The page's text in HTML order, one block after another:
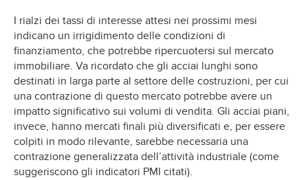
I rialzi dei tassi di interesse attesi nei prossimi mesi
indicano un irrigidimento delle condizioni di
finanziamento, che potrebbe ripercuotersi sul mercato
immobiliare. Va ricordato che gli acciai lunghi sono
destinati in larga parte al settore delle costruzioni, per cui
una contrazione di questo mercato potrebbe avere un
impatto significativo sui volumi di vendita. Gli acciai piani,
invece, hanno mercati finali più diversificati e, per essere
colpiti in modo rilevante, sarebbe necessaria una
contrazione generalizzata dell’attività industriale (come
suggeriscono gli indicatori PMI citati).